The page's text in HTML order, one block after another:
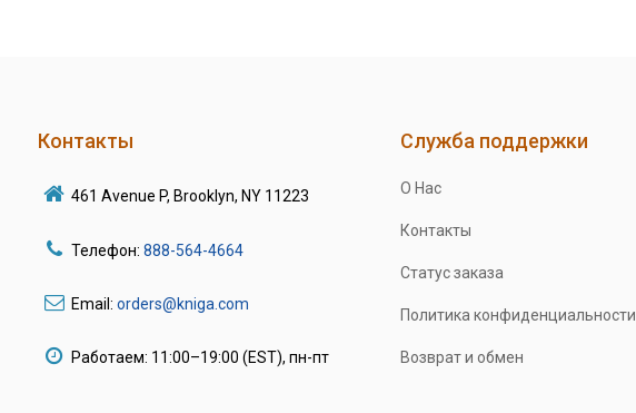
Контакты
461 Avenue P, Brooklyn, NY 11223
Телефон: 888-564-4664
Email: orders@kniga.com
Работаем: 11:00–19:00 (EST), пн-пт
Служба поддержки
О Нас
Контакты
Статус заказа
Политика конфиденциальности
Возврат и обмен